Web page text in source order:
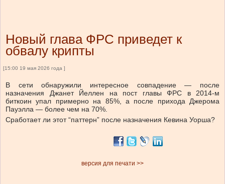
Новый глава ФРС приведет к
обвалу крипты
[15:00 19 мая 2026 года ]
В сети обнаружили интересное совпадение — после
назначения Джанет Йеллен на пост главы ФРС в 2014-м
биткоин упал примерно на 85%, а после прихода Джерома
Пауэлла — более чем на 70%.
Сработает ли этот “паттерн” после назначения Кевина Уорша?
версия для печати >>